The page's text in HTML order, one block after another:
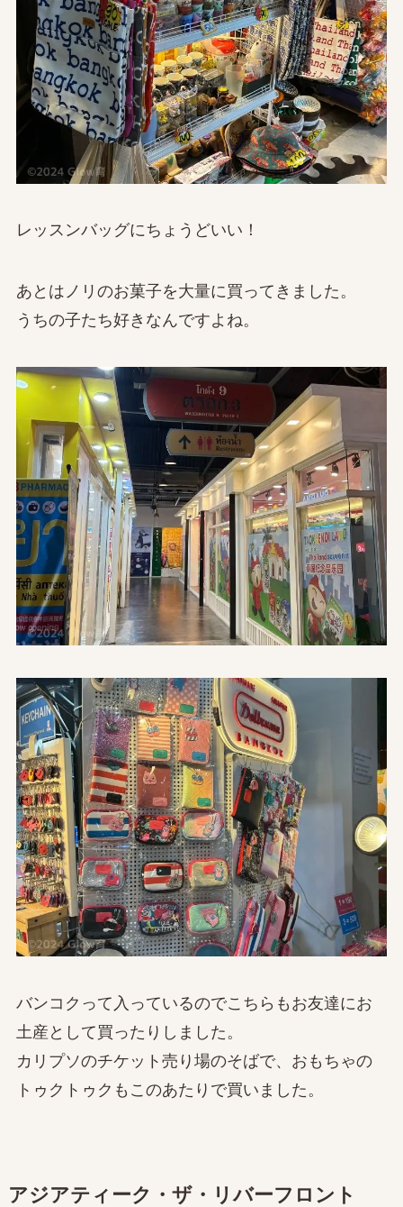
レッスンバッグにちょうどいい！
あとはノリのお菓子を大量に買ってきました。
うちの子たち好きなんですよね。
バンコクって入っているのでこちらもお友達にお
土産として買ったりしました。
カリプソのチケット売り場のそばで、おもちゃの
トゥクトゥクもこのあたりで買いました。
アジアティーク・ザ・リバーフロント